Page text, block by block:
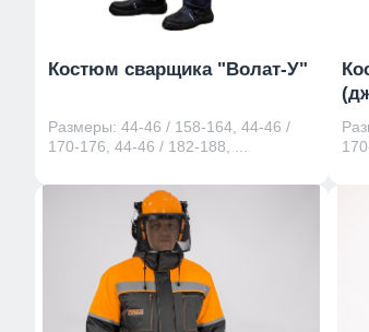
Костюм сварщика "Волат-У"
Размеры: 44-46 / 158-164, 44-46 /
170-176, 44-46 / 182-188, ...